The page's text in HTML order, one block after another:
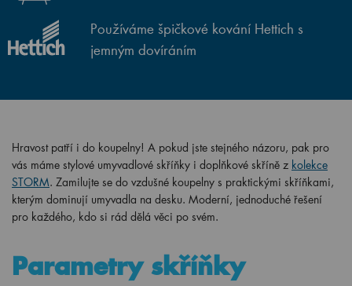
Používáme špičkové kování Hettich s
jemným dovíráním
Hravost patří i do koupelny! A pokud jste stejného názoru, pak pro
vás máme stylové umyvadlové skříňky i doplňkové skříně z kolekce
STORM. Zamilujte se do vzdušné koupelny s praktickými skříňkami,
kterým dominují umyvadla na desku. Moderní, jednoduché řešení
pro každého, kdo si rád dělá věci po svém.
Parametry skříňky